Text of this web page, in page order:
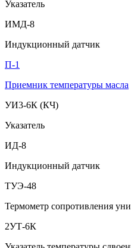
Указатель
ИМД-8
Индукционный датчик
П-1
Приемник температуры масла
УИ3-6К (КЧ)
Указатель
ИД-8
Индукционный датчик
ТУЭ-48
Термометр сопротивления
2УТ-6К